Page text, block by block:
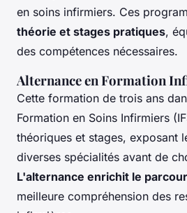
en soins infirmiers. Ces
théorie et stages pratiques,
des compétences nécessaires.
Alternance en Formation
Cette formation de trois ans
Formation en Soins Infirmiers
théoriques et stages, exposant
diverses spécialités avant de
L'alternance enrichit le
meilleure compréhension des